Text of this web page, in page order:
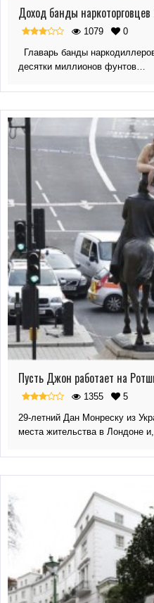
Доход банды
1079
0
Главарь банды
десятки миллионов фунтов…
Пусть Джон работает на
1355
5
29-летний Дан Монреску из
места жительства в Лондоне